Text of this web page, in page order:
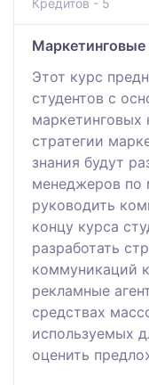
Этот курс
студентов с
стратегии
знания будут
менеджеров по
руководить
концу курса
разработать
коммуникаций
рекламные
средствах
используемых
оценить